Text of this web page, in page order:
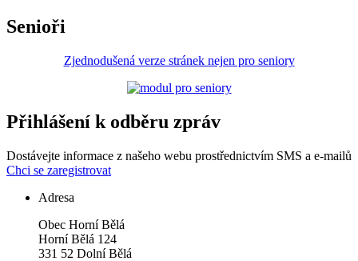
Senioři
Zjednodušená verze stránek nejen pro seniory
Přihlášení k odběru zpráv
Dostávejte informace z našeho webu prostřednictvím SMS a e-mailů
Chci se zaregistrovat
Adresa
Obec Horní Bělá
Horní Bělá 124
331 52 Dolní Bělá